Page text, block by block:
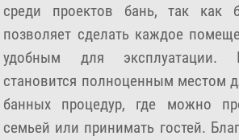
среди проектов бань, так как
позволяет сделать каждое
удобным для эксплуатации.
становится полноценным местом
банных процедур, где можно
семьей или принимать гостей.